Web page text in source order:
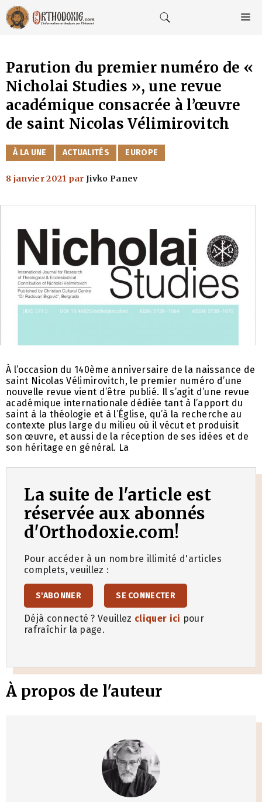
Aller
au
contenu
Parution du premier numéro de «
Nicholai Studies », une revue
académique consacrée à l’œuvre
de saint Nicolas Vélimirovitch
CATÉGORIES
À LA UNE ACTUALITÉS EUROPE
8 janvier 2021 parJivko Panev
À l’occasion du 140ème anniversaire de la naissance de
saint Nicolas Vélimirovitch, le premier numéro d’une
nouvelle revue vient d’être publié. Il s’agit d’une revue
académique internationale dédiée tant à l’apport du
saint à la théologie et à l’Église, qu’à la recherche au
contexte plus large du milieu où il vécut et produisit
son œuvre, et aussi de la réception de ses idées et de
son héritage en général. La
La suite de l'article est
réservée aux abonnés
d'Orthodoxie.com!
Pour accéder à un nombre illimité d'articles
complets, veuillez :
S'ABONNER SE CONNECTER
Déjà connecté ? Veuillez cliquer ici pour
rafraîchir la page.
À propos de l'auteur